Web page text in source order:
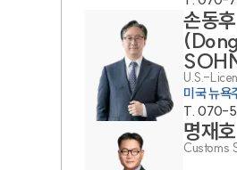
손동후
U.S.-
미국 뉴욕
T.070-
명재호
Customs